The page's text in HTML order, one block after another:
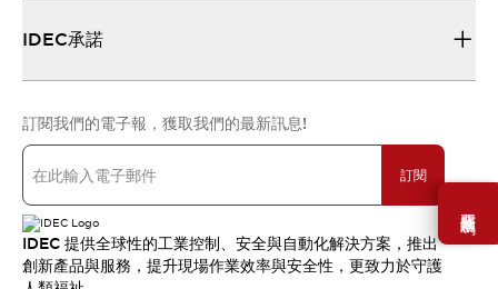
需要幫助嗎？
IDEC承諾
訂閱我們的電子報，獲取我們的最新訊息!
訂閱
IDEC 提供全球性的工業控制、安全與自動化解決方案，推出
創新產品與服務，提升現場作業效率與安全性，更致力於守護